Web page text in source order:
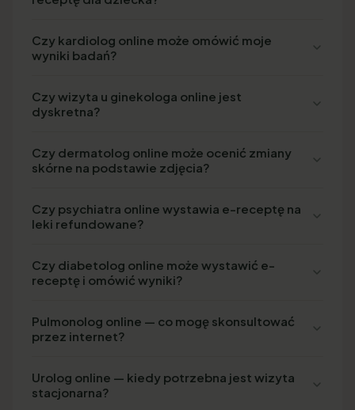
Czy kardiolog online może omówić moje
wyniki badań?
Czy wizyta u ginekologa online jest
dyskretna?
Czy dermatolog online może ocenić zmiany
skórne na podstawie zdjęcia?
Czy psychiatra online wystawia e-receptę na
leki refundowane?
Czy diabetolog online może wystawić e-
receptę i omówić wyniki?
Pulmonolog online — co mogę skonsultować
przez internet?
Urolog online — kiedy potrzebna jest wizyta
stacjonarna?